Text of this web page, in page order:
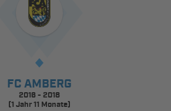
FC AMBERG
2016 - 2018
(1 Jahr 11 Monate)